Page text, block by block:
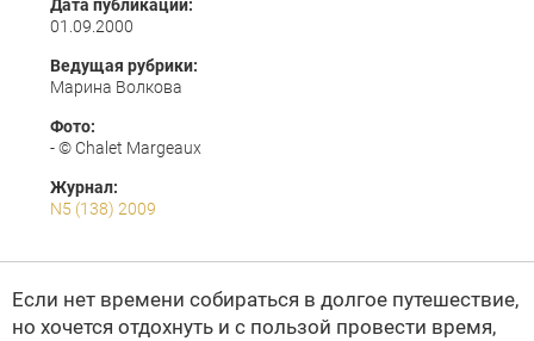
Дата публикации:
01.09.2000
Ведущая рубрики:
Марина Волкова
Фото:
- © Chalet Margeaux
Журнал:
N5 (138) 2009
Если нет времени собираться в долгое путешествие,
но хочется отдохнуть и с пользой провести время,